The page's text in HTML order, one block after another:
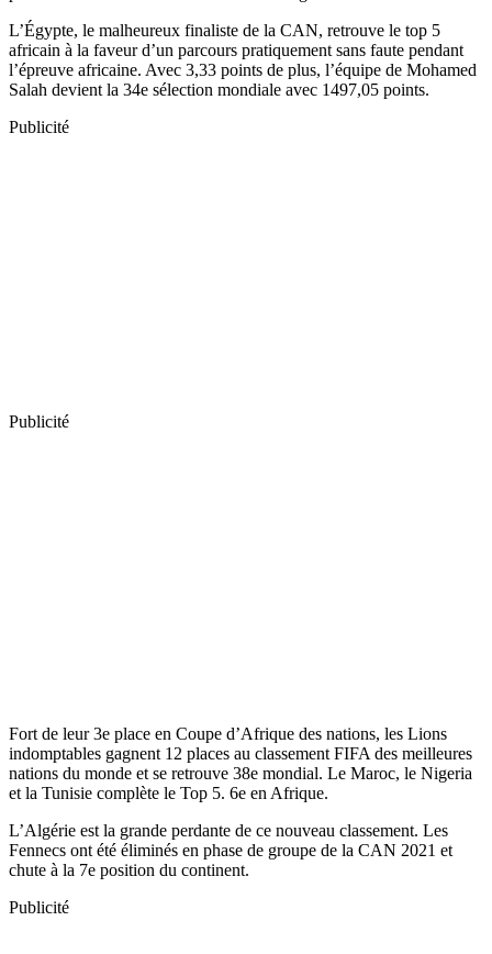
L’Égypte, le malheureux finaliste de la CAN, retrouve le top 5
africain à la faveur d’un parcours pratiquement sans faute pendant
l’épreuve africaine. Avec 3,33 points de plus, l’équipe de Mohamed
Salah devient la 34e sélection mondiale avec 1497,05 points.
Publicité
Publicité
Fort de leur 3e place en Coupe d’Afrique des nations, les Lions
indomptables gagnent 12 places au classement FIFA des meilleures
nations du monde et se retrouve 38e mondial. Le Maroc, le Nigeria
et la Tunisie complète le Top 5. 6e en Afrique.
L’Algérie est la grande perdante de ce nouveau classement. Les
Fennecs ont été éliminés en phase de groupe de la CAN 2021 et
chute à la 7e position du continent.
Publicité